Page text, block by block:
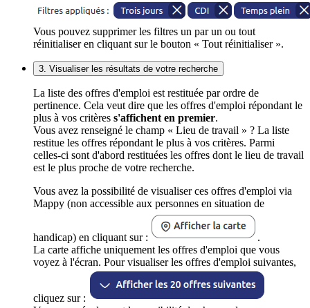
Vous pouvez supprimer les filtres un par un ou tout
réinitialiser en cliquant sur le bouton « Tout réinitialiser ».
3. Visualiser les résultats de votre recherche
La liste des offres d'emploi est restituée par ordre de
pertinence. Cela veut dire que les offres d'emploi répondant le
plus à vos critères s'affichent en premier.
Vous avez renseigné le champ « Lieu de travail » ? La liste
restitue les offres répondant le plus à vos critères. Parmi
celles-ci sont d'abord restituées les offres dont le lieu de travail
est le plus proche de votre recherche.
Vous avez la possibilité de visualiser ces offres d'emploi via
Mappy (non accessible aux personnes en situation de
handicap) en cliquant sur :
.
La carte affiche uniquement les offres d'emploi que vous
voyez à l'écran. Pour visualiser les offres d'emploi suivantes,
cliquez sur :